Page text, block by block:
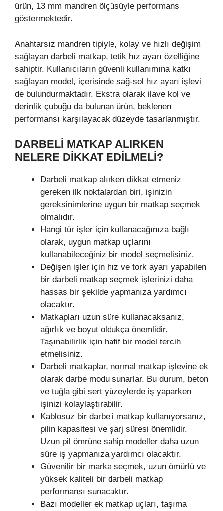
ürün, 13 mm mandren ölçüsüyle performans
göstermektedir.
Anahtarsız mandren tipiyle, kolay ve hızlı değişim
sağlayan darbeli matkap, tetik hız ayarı özelliğine
sahiptir. Kullanıcıların güvenli kullanımına katkı
sağlayan model, içerisinde sağ-sol hız ayarı işlevi
de bulundurmaktadır. Ekstra olarak ilave kol ve
derinlik çubuğu da bulunan ürün, beklenen
performansı karşılayacak düzeyde tasarlanmıştır.
DARBELİ MATKAP ALIRKEN
NELERE DİKKAT EDİLMELİ?
Darbeli matkap alırken dikkat etmeniz
gereken ilk noktalardan biri, işinizin
gereksinimlerine uygun bir matkap seçmek
olmalıdır.
Hangi tür işler için kullanacağınıza bağlı
olarak, uygun matkap uçlarını
kullanabileceğiniz bir model seçmelisiniz.
Değişen işler için hız ve tork ayarı yapabilen
bir darbeli matkap seçmek işlerinizi daha
hassas bir şekilde yapmanıza yardımcı
olacaktır.
Matkapları uzun süre kullanacaksanız,
ağırlık ve boyut oldukça önemlidir.
Taşınabilirlik için hafif bir model tercih
etmelisiniz.
Darbeli matkaplar, normal matkap işlevine ek
olarak darbe modu sunarlar. Bu durum, beton
ve tuğla gibi sert yüzeylerde iş yaparken
işinizi kolaylaştırabilir.
Kablosuz bir darbeli matkap kullanıyorsanız,
pilin kapasitesi ve şarj süresi önemlidir.
Uzun pil ömrüne sahip modeller daha uzun
süre iş yapmanıza yardımcı olacaktır.
Güvenilir bir marka seçmek, uzun ömürlü ve
yüksek kaliteli bir darbeli matkap
performansı sunacaktır.
Bazı modeller ek matkap uçları, taşıma